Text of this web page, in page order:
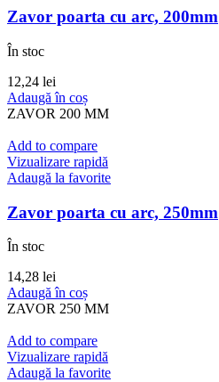
Zavor poarta cu arc, 200mm
În stoc
12,24 lei
Adaugă în coș
ZAVOR 200 MM
Add to compare
Vizualizare rapidă
Adaugă la favorite
Zavor poarta cu arc, 250mm
În stoc
14,28 lei
Adaugă în coș
ZAVOR 250 MM
Add to compare
Vizualizare rapidă
Adaugă la favorite